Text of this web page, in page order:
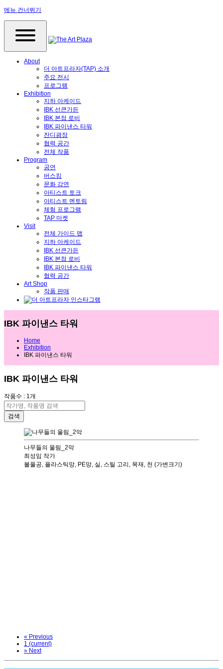
메뉴 건너뛰기
About
더 아트프라자(TAP) 소개
주요 전시
프로그램
Exhibition
지하 아케이드
IBK 선큰가든
IBK 본점 로비
IBK 파이낸스 타워
잔디광장
협력 공간
전체 작품
Program
공연
버스킹
문화 강연
아티스트 토크
아티스트 멘토링
체험 프로그램
TAP 마켓
Visit
전체 가이드 맵
지하 아케이드
IBK 선큰가든
IBK 본점 로비
IBK 파이낸스 타워
협력 공간
Art Shop
작품 판매
IBK 파이낸스 타워
Home
Exhibition
IBK 파이낸스 타워
IBK 파이낸스 타워
작품수 : 1개
검색
나무들의 울림_2막
최성임 작가
볼풀공, 플라스틱망, PE망, 실, 스틸 고리, 목재, 천 (가변크기)
« Previous
1 (current)
» Next